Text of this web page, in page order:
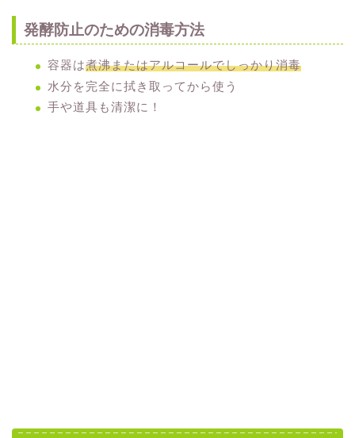
発酵防止のための消毒方法
容器は煮沸またはアルコールでしっかり消毒
水分を完全に拭き取ってから使う
手や道具も清潔に！